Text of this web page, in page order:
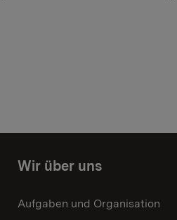
Wir über uns
Aufgaben und Organisation